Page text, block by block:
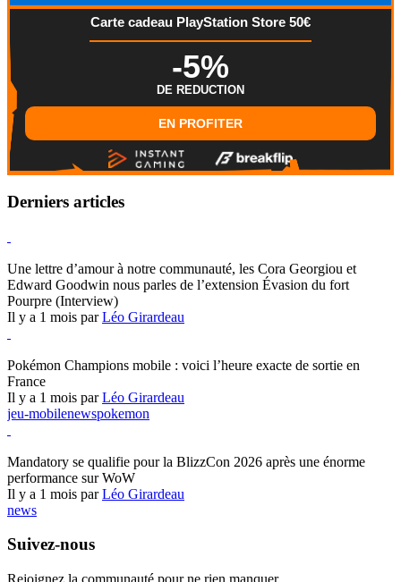
Carte cadeau PlayStation Store 50€
-5%
DE REDUCTION
EN PROFITER
Derniers articles
Une lettre d’amour à notre communauté, les Cora Georgiou et
Edward Goodwin nous parles de l’extension Évasion du fort
Pourpre (Interview)
Il y a 1 mois parLéo Girardeau
Pokémon Champions mobile : voici l’heure exacte de sortie en
France
Il y a 1 mois parLéo Girardeau
jeu-mobilenewspokemon
Mandatory se qualifie pour la BlizzCon 2026 après une énorme
performance sur WoW
Il y a 1 mois parLéo Girardeau
news
Suivez-nous
Rejoignez la communauté pour ne rien manquer.